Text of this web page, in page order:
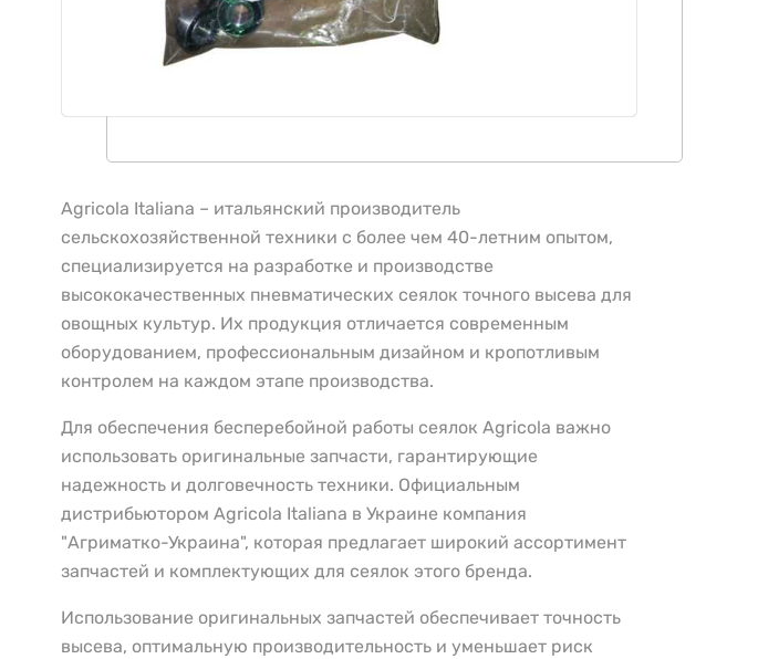
Agricola Italiana – итальянский производитель
сельскохозяйственной техники с более чем 40-летним опытом,
специализируется на разработке и производстве
высококачественных пневматических сеялок точного высева для
овощных культур. Их продукция отличается современным
оборудованием, профессиональным дизайном и кропотливым
контролем на каждом этапе производства.
Для обеспечения бесперебойной работы сеялок Agricola важно
использовать оригинальные запчасти, гарантирующие
надежность и долговечность техники. Официальным
дистрибьютором Agricola Italiana в Украине компания
"Агриматко-Украина", которая предлагает широкий ассортимент
запчастей и комплектующих для сеялок этого бренда.
Использование оригинальных запчастей обеспечивает точность
высева, оптимальную производительность и уменьшает риск